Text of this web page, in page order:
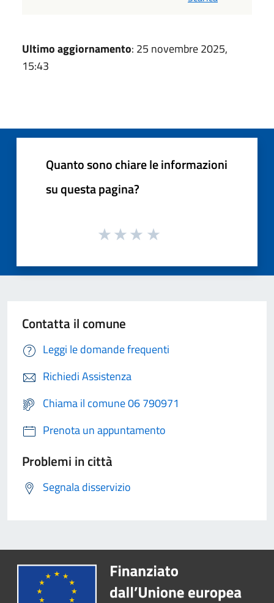
Ultimo aggiornamento: 25 novembre 2025,
15:43
Quanto sono chiare le informazioni
su questa pagina?
Contatta il comune
Leggi le domande frequenti
Richiedi Assistenza
Chiama il comune 06 790971
Prenota un appuntamento
Problemi in città
Segnala disservizio